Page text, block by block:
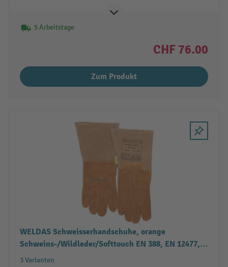
5 Arbeitstage
CHF 76.00
Zum Produkt
WELDAS Schweisserhandschuhe, orange
Schweins-/Wildleder/Softtouch EN 388, EN 12477, 5
Paar
3 Varianten